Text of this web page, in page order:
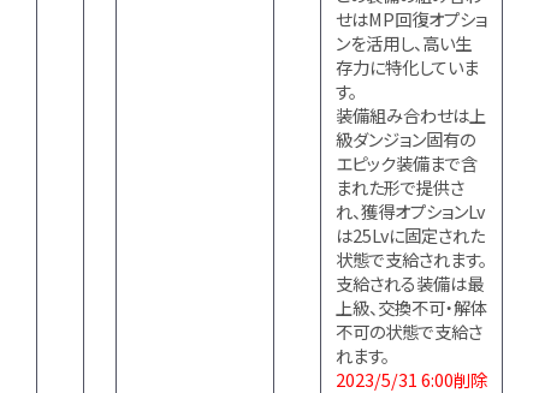
せはMP回復オプショ
ンを活用し、高い生
存力に特化していま
す。
装備組み合わせは上
級ダンジョン固有の
エピック装備まで含
まれた形で提供さ
れ、獲得オプションLv
は25Lvに固定された
状態で支給されます。
支給される装備は最
上級、交換不可・解体
不可の状態で支給さ
れます。
2023/5/31 6:00削除